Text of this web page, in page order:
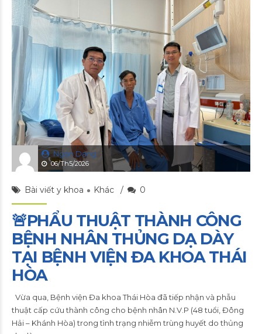
Ngan Dang
06/Th5/2026
Bài viết y khoa Khác 0
🚨PHẨU THUẬT THÀNH CÔNG
BỆNH NHÂN THỦNG DẠ DÀY
TẠI BỆNH VIỆN ĐA KHOA THÁI
HÒA
Vừa qua, Bệnh viện Đa khoa Thái Hòa đã tiếp nhận và phẫu
thuật cấp cứu thành công cho bệnh nhân N.V.P (48 tuổi, Đông
Hải – Khánh Hòa) trong tình trạng nhiễm trùng huyết do thủng